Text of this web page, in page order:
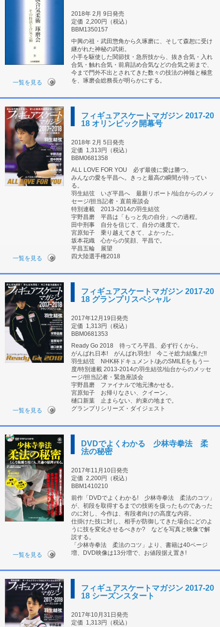
2018年 2月 9日発売
定価 2,200円（税込）
BBM1350157
中興の祖・武田惣角から久琢磨に、そして森恕に受け
継がれた神秘の武術。
小手を駆使した関節技・急所技から、抜き合気・入れ
合気・触れ合気・前肩詰め合気などの合気之術まで、
今まで門外不出とされてきた数々の技法の神髄と極意
を、琢磨会総務長が明らかにする。
一覧を見る
フィギュアスケートマガジン 2017-20
18 オリンピック開幕号
2018年 2月 5日発売
定価 1,313円（税込）
BBM0681358
ALL LOVE FOR YOU 必ず最後に愛は勝つ。
みんなの愛を平昌へ。きっと最高の瞬間が待ってい
る。
羽生結弦 いざ平昌へ 最新リポート/仙台からのメッ
セージ/担当記者・直前座談会
特別連載 2013-2014の羽生結弦
宇野昌磨 平昌は「もっと先の自分」への過程。
田中刑事 自分を信じて、自分の速度で。
宮原知子 乗り越えてきて、よかった。
坂本花織 心からの笑顔、平昌で。
平昌五輪 展望
四大陸選手権2018
一覧を見る
フィギュアスケートマガジン 2017-20
18 グランプリスペシャル
2017年12月19日発売
定価 1,313円（税込）
BBM0681353
Ready Go 2018 待ってろ平昌、必ず行くから。
がんばれ日本! がんばれ羽生! 今こそ総力結集だ!!
羽生結弦 NHK杯ドキュメント/あのSMILEをもう一
度/特別連載 2013-2014の羽生結弦/仙台からのメッセ
ージ/担当記者・緊急座談会
宇野昌磨 ファイナルで地元沸かせる。
宮原知子 お帰りなさい、クイーン。
樋口新葉 止まらない、約束の地まで。
グランプリシリーズ・ダイジェスト
一覧を見る
DVDでよくわかる 少林寺拳法 柔
法の秘密
2017年11月10日発売
定価 2,200円（税込）
BBM1410210
前作「DVDでよくわかる! 少林寺拳法 柔法のコツ」
が、初段を取得するまでの技術を扱ったものであった
のに対し、今作は、有段者向けの高度な内容。
仕掛けた技に対し、相手が防御してきた場合にどのよ
うに技を変化させるべきか? などを写真と映像で解
説する。
「少林寺拳法 柔法のコツ」より、書籍は40ページ
増、DVD映像は13分増で、お値段据え置き!
一覧を見る
フィギュアスケートマガジン 2017-20
18 シーズンスタート
2017年10月31日発売
定価 1,313円（税込）